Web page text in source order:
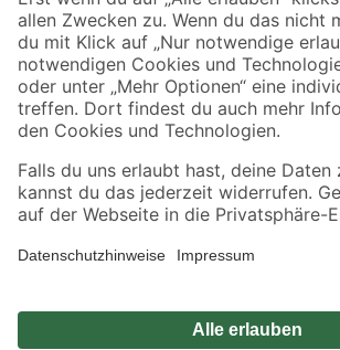
Jetzt die toom-App herunterladen
Alle Preisangaben in EUR inkl. gesetzl. MwSt.. Die dargestellten
Umständen nicht in allen Märkten verfügbar. Die angegebenen
Produkte nur solange der Vorrat reicht.
*Paketversand ab 59 € versandkostenfrei, gilt nicht für Artikel mit
Privatsphäre Impressum